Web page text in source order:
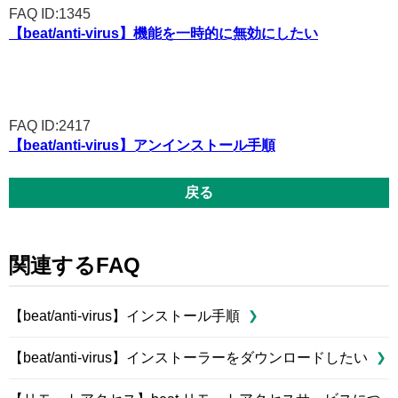
FAQ ID:1345
【beat/anti-virus】機能を一時的に無効にしたい
FAQ ID:2417
【beat/anti-virus】アンインストール手順
戻る
関連するFAQ
【beat/anti-virus】インストール手順
【beat/anti-virus】インストーラーをダウンロードしたい